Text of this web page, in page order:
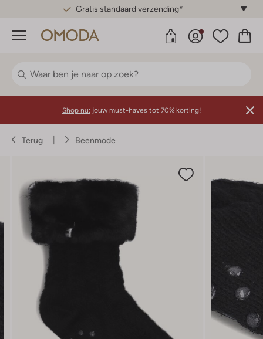
Gratis standaard verzending*
Menu
Shop nu: jouw must-haves tot 70% korting!
Terug Beenmode